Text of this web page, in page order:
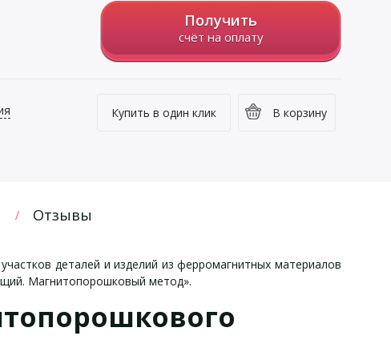
Получить
счёт на оплату
В корзину
Купить в один клик
Отзывы
деталей и изделий из ферромагнитных материалов
Магнитопорошковый метод».